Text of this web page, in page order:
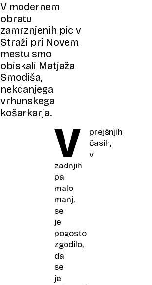
V modernem
obratu
zamrznjenih pic v
Straži pri Novem
mestu smo
obiskali Matjaža
Smodiša,
nekdanjega
vrhunskega
košarkarja.
V
prejšnjih
časih,
v
zadnjih
pa
malo
manj,
se
je
pogosto
zgodilo,
da
se
je